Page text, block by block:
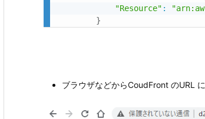
"Resource" :
}
ブラウザなどからCoudFront のURL